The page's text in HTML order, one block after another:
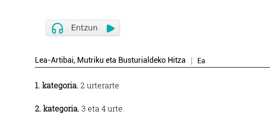
Lea-Artibai, Mutriku eta Busturialdeko Hitza Ea
1. kategoria. 2 urterarte.
2. kategoria. 3 eta 4 urte.